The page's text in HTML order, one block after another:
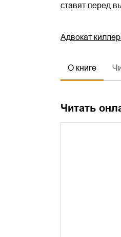
ставят перед
Адвокат
О книге
Читать